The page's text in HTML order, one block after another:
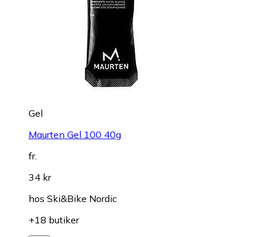
Gel
Maurten Gel 100 40g
fr.
34 kr
hos Ski&Bike Nordic
+18 butiker